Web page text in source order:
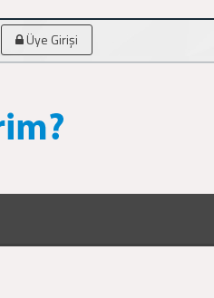
Üye Girişi